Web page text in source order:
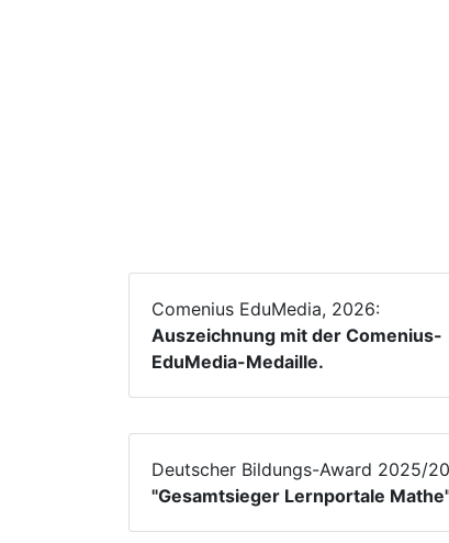
Comenius EduMedia, 2026:
Auszeichnung mit der Comenius-
EduMedia-Medaille.
Deutscher Bildungs-Award 2025/
"Gesamtsieger Lernportale